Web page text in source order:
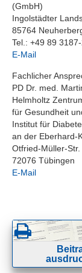
(GmbH)
Ingolstädter
85764
Tel.: +49 89
E-Mail
Fachlicher
PD Dr. med.
Helmholtz
für Gesundheit
Institut für
an der Eberhard-
Otfried-Müller-Str.
72076 Tübingen
E-Mail